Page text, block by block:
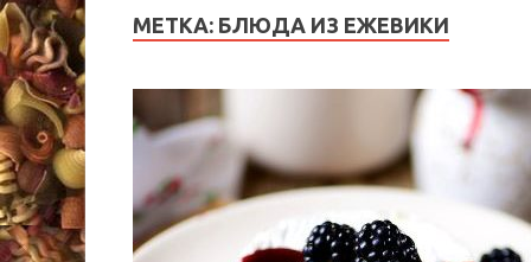
МЕТКА: БЛЮДА ИЗ ЕЖЕВИКИ